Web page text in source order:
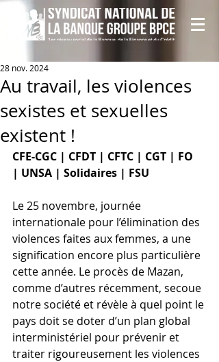
Au travail, les violences
sexistes et sexuelles
existent !
28 nov. 2024
CFE-CGC | CFDT | CFTC | CGT | FO
| UNSA | Solidaires | FSU
Le 25 novembre, journée
internationale pour l’élimination des
violences faites aux femmes, a une
signification encore plus particulière
cette année. Le procès de Mazan,
comme d’autres récemment, secoue
notre société et révèle à quel point le
pays doit se doter d’un plan global
interministériel pour prévenir et
traiter rigoureusement les violences